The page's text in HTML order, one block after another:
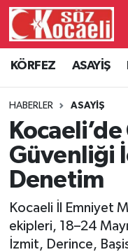
KÖRFEZ ASAYİŞ
HABERLER ASAYİŞ
Güvenliği
Denetim
Kocaeli İl Emniyet
ekipleri, 18–24
İzmit, Derince,
Kocaeli Hava
Kocaeli Namaz
Kocaeli Trafik
Tüm Manşetler